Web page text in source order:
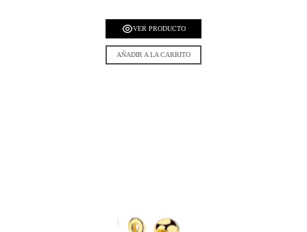
VER PRODUCTO
AÑADIR A LA CARRITO